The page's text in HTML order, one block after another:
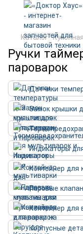
Каталог
Ручки
пароварок
Датчики
Замок крышки
Индикаторы
Контейнер для
Паровые
Контейнер для
Корпусные